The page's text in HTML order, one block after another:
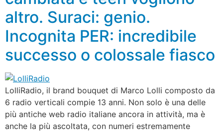
altro. Suraci: genio.
Incognita PER: incredibile
successo o colossale fiasco
LolliRadio, il brand bouquet di Marco Lolli composto da
6 radio verticali compie 13 anni. Non solo è una delle
più antiche web radio italiane ancora in attività, ma è
anche la più ascoltata, con numeri estremamente